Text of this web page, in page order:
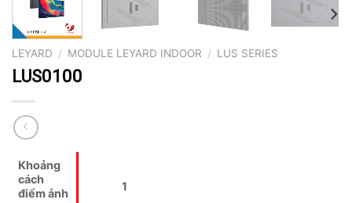
LEYARD / MODULE LEYARD INDOOR / LUS SERIES
LUS0100
Khoảng
cách
điểm ảnh
1